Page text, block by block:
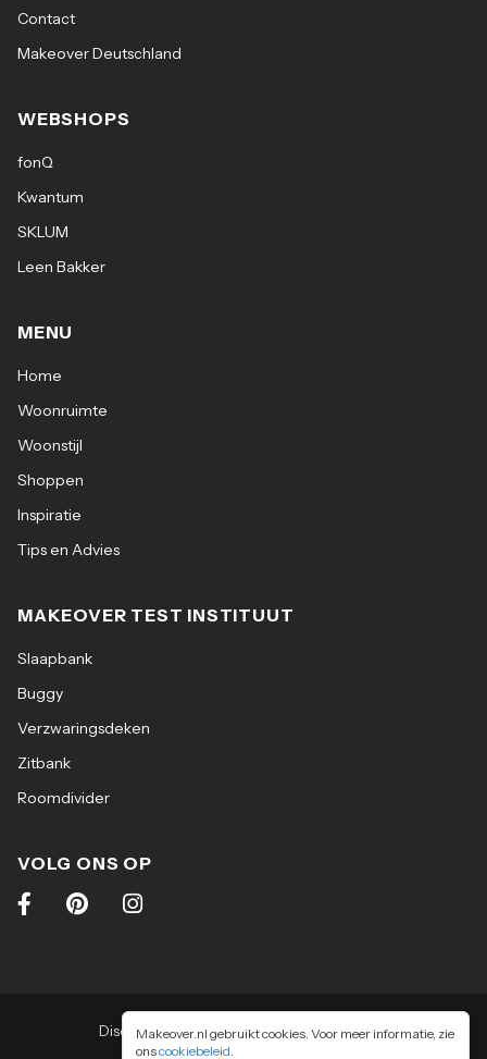
Makeover.nl gebruikt cookies. Voor meer informatie, zie
onscookiebeleid.
Contact
Makeover Deutschland
WEBSHOPS
fonQ
Kwantum
SKLUM
Leen Bakker
MENU
Home
Woonruimte
Woonstijl
Shoppen
Inspiratie
Tips en Advies
MAKEOVER TEST INSTITUUT
Slaapbank
Buggy
Verzwaringsdeken
Zitbank
Roomdivider
VOLG ONS OP
Disclaimer | Algemene voorwaarden |
Privacy & cookiebeleid